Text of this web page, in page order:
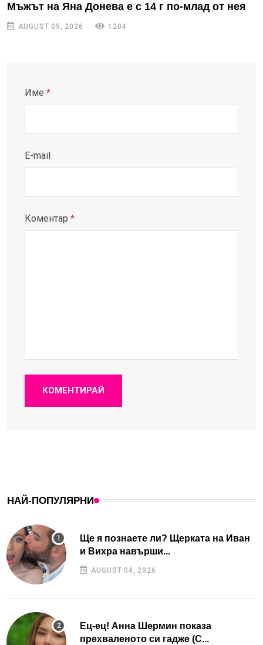
Мъжът на Яна Донева е с 14 г по-млад от нея
AUGUST 05, 2026 1204
Име *
E-mail
Коментар *
КОМЕНТИРАЙ
НАЙ-ПОПУЛЯРНИ
Ще я познаете ли? Щерката на Иван
и Вихра навърши...
AUGUST 04, 2026
Ец-ец! Анна Шермин показа
прехваленото си гадже (С...